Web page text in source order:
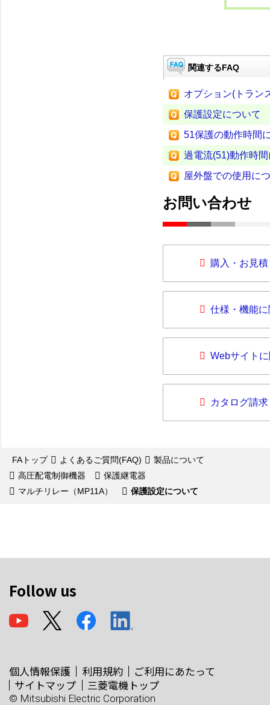
関連するFAQ
オプション(トラン
保護設定について
51保護の動作時間
過電流(51)動作時
屋外盤での使用に
お問い合わせ
購入・お見
仕様・機能
Webサイト
カタログ請求
FAトップ よくあるご質問(FAQ)
製品について
高圧配電制御機器
保護継電器
マルチリレー（MP11A）
保護設定について
Follow us
個人情報保護 利用規約
ご利用にあたって
サイトマップ
三菱電機トップ
© Mitsubishi Electric Corporation